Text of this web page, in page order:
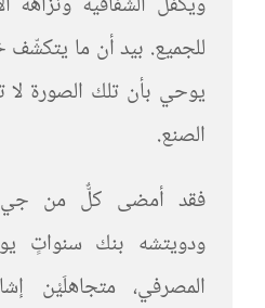
للجميع. بيد أن ما يتكشّف
يوحي بأن تلك الصورة لا
الصنع.
فقد أمضى كلٌّ من
ودويتشه بنك سنواتٍ
المصرفي، متجاهلَيْن